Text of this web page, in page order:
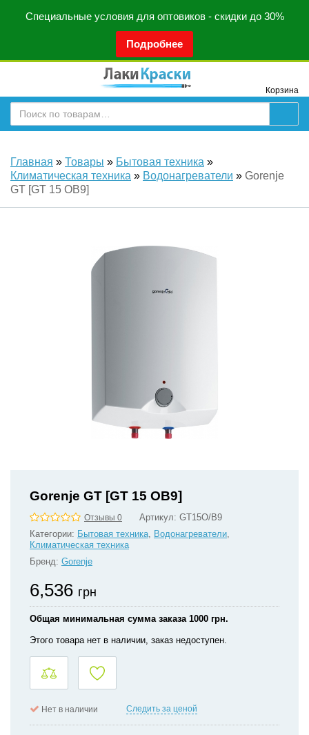
Специальные условия для оптовиков - скидки до 30%
Подробнее
Корзина
Главная » Товары » Бытовая техника »
Климатическая техника » Водонагреватели » Gorenje
GT [GT 15 OB9]
Gorenje GT [GT 15 OB9]
Отзывы 0 Артикул: GT15O/B9
Категории: Бытовая техника, Водонагреватели,
Климатическая техника
Бренд: Gorenje
6,536 грн
Общая минимальная сумма заказа 1000 грн.
Этого товара нет в наличии, заказ недоступен.
Нет в наличии Следить за ценой